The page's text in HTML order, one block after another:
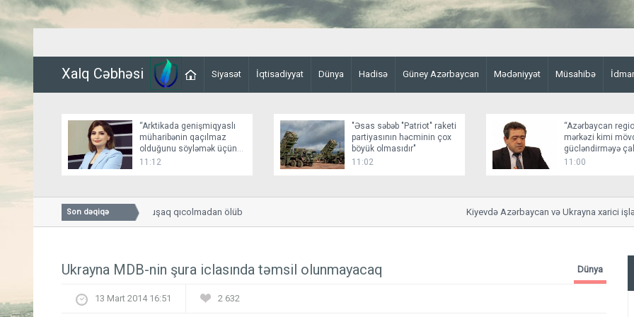
Xalq Cəbhəsi Siyasət İqtisadiyyat Dünya Hadisə Güney Azərbaycan Mədəniyyət Müsahibə
“Arktikada genişmiqyaslı
müharibənin qaçılmaz
olduğunu söyləmək üçün
əsaslı faktlar yoxdur”
11:12
"Əsas səbəb "Patriot" raketi
partiyasının həcminin çox
böyük olmasıdır"
11:02
“Azərbaycan
mərkəzi kimi
gücləndirməyə
11:00
Son dəqiqə
İsmayıllıda 7 yaşlı uşaq qıcolmadan ölüb Kiyevdə Azərbaycan və Ukrayna xarici işlər
Ukrayna MDB-nin şura iclasında təmsil olunmayacaq Dünya
13 Mart 2014 16:51 2 632